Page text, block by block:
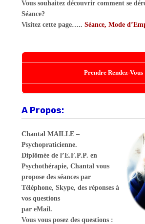
Vous souhaitez découvrir comment se
Séance?
Visitez cette page…..Séance, Mode
Prendre Rendez-Vous
A Propos:
Chantal MAILLE –
Psychopraticienne.
Diplômée de l’E.F.P.P. en
Psychothérapie, Chantal vous
propose des séances par
Téléphone, Skype, des réponses à
vos questions
par eMail.
Vous vous posez des questions :